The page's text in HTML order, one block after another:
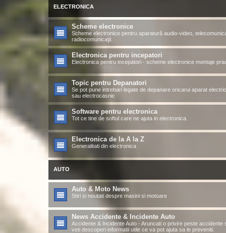
ELECTRONICA
Scheme electronice
Scheme electronice pentru aparatură audio-video,
radiocomunicaţii.
Electronica pentru incepatori
Electronica pentru incepatori - scheme electronice montaje
Topic pentru Depanatori
Se pot pune intrebari legate de depanare oricarui aparat
sau electrocasnic
Software pentru electronica
Tot ce tine de softul care ne ajuta in electronica.
Electronica de la A la Z
Generalitati din electronica
AUTO
Auto & Moto News
Stiri si noutati despre masini si motoare
News Accidente & Incidente Auto
Accidente & Incidente Auto - Aruncati o privire peste accidente
veti descoperi informatii utile ce va pot ajuta sa le preveniti.